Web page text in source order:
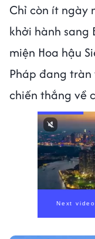
Chỉ còn ít ngày
khởi hành sang
miện Hoa hậu
Pháp đang
chiến thắng về
Next